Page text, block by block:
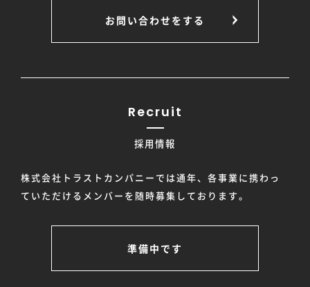
お問い合わせをする
Recruit
採用情報
株式会社トラストカンパニーでは通年、各事業に携わっ
ていただけるメンバーを随時募集しております。
準備中です